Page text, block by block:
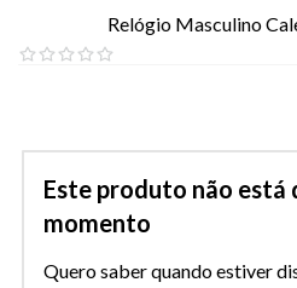
Relógio Masculino
Este produto não está
momento
Quero saber quando estiver